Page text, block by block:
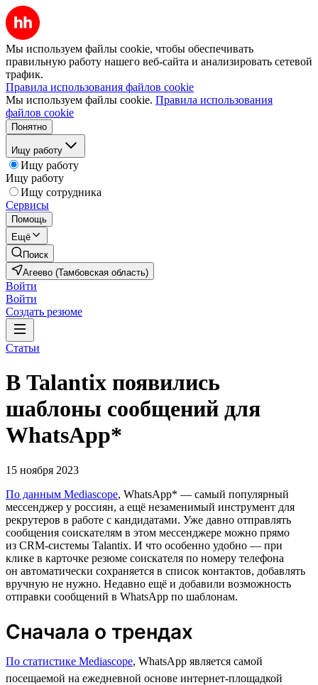
Мы используем файлы cookie, чтобы обеспечивать
правильную работу нашего веб-сайта и анализировать сетевой
трафик.
Правила использования файлов cookie
Мы используем файлы cookie. Правила использования
файлов cookie
Понятно
Ищу работу
Ищу работу
Ищу работу
Ищу сотрудника
Сервисы
Помощь
Ещё
Поиск
Агеево (Тамбовская область)
Войти
Войти
Создать резюме
Статьи
В Talantix появились
шаблоны сообщений для
WhatsApp*
15 ноября 2023
По данным Mediascope, WhatsApp* — самый популярный
мессенджер у россиян, а ещё незаменимый инструмент для
рекрутеров в работе с кандидатами. Уже давно отправлять
сообщения соискателям в этом мессенджере можно прямо
из CRM-системы Talantix. И что особенно удобно — при
клике в карточке резюме соискателя по номеру телефона
он автоматически сохраняется в список контактов, добавлять
вручную не нужно. Недавно ещё и добавили возможность
отправки сообщений в WhatsApp по шаблонам.
Сначала о трендах
По статистике Mediascope, WhatsApp является самой
посещаемой на ежедневной основе интернет-площадкой